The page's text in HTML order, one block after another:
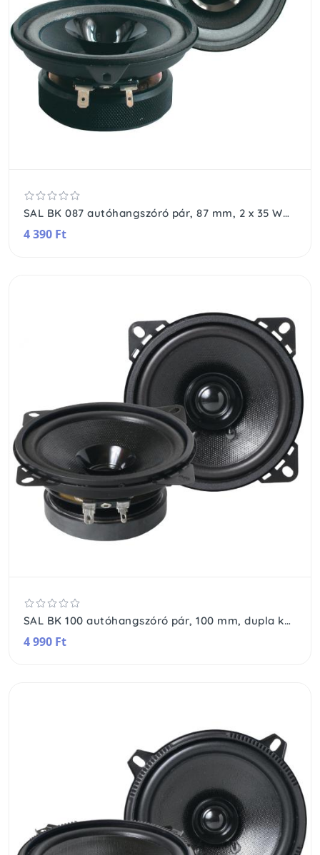
SAL BK 087 autóhangszóró pár, 87 mm, 2 x 35 Wmax, 75 - 18.500 Hz, 85 dB, PEI magas tölcsér, cellulóz mélyközép kónusz
4 390 Ft
SAL BK 100 autóhangszóró pár, 100 mm, dupla kónusz, 2 x 45 Wmax, 4 Ohm, 55 - 19.000 Hz, 85 dB, PEI magas tölcsér, cellulóz mélyközép kónusz
4 990 Ft